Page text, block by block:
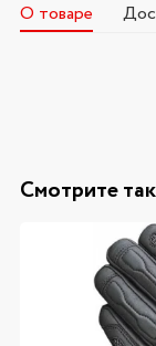
О товаре
Смотрите